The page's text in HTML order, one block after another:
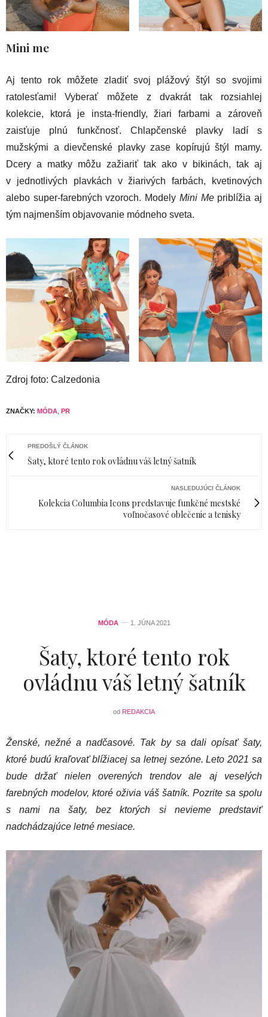
Mini me
Aj tento rok môžete zladiť svoj plážový štýl so svojimi
ratolesťami! Vyberať môžete z dvakrát tak rozsiahlej
kolekcie, ktorá je insta-friendly, žiari farbami a zároveň
zaisťuje plnú funkčnosť. Chlapčenské plavky ladí s
mužskými a dievčenské plavky zase kopírujú štýl mamy.
Dcery a matky môžu zažiariť tak ako v bikinách, tak aj
v jednotlivých plavkách v žiarivých farbách, kvetinových
alebo super-farebných vzoroch. Modely Mini Mepriblížia aj
tým najmenším objavovanie módneho sveta.
Zdroj foto: Calzedonia
ZNAČKY: MÓDA PR
PREDOŠLÝ ČLÁNOK
Šaty, ktoré tento rok ovládnu váš letný šatník
NASLEDUJÚCI ČLÁNOK
Kolekcia Columbia Icons predstavuje funkčné mestské
voľnočasové oblečenie a tenisky
MÓDA 1. JÚNA 2021
Šaty, ktoré tento rok
ovládnu váš letný šatník
od REDAKCIA
Ženské, nežné a nadčasové. Tak by sa dali opísať šaty,
ktoré budú kraľovať blížiacej sa letnej sezóne. Leto 2021 sa
bude držať nielen overených trendov ale aj veselých
farebných modelov, ktoré oživia váš šatník. Pozrite sa spolu
s nami na šaty, bez ktorých si nevieme predstaviť
nadchádzajúce letné mesiace.